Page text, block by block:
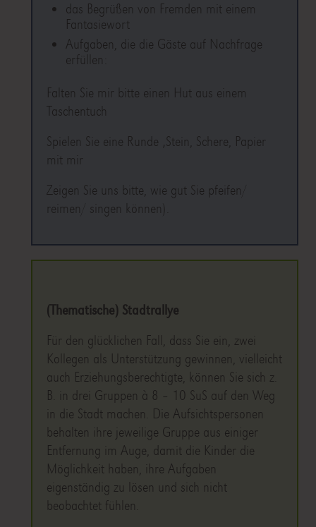
das Begrüßen von Fremden mit einem
Fantasiewort
Aufgaben, die die Gäste auf Nachfrage
erfüllen:
Falten Sie mir bitte einen Hut aus einem
Taschentuch
Spielen Sie eine Runde ‚Stein, Schere, Papier
mit mir
Zeigen Sie uns bitte, wie gut Sie pfeifen/
reimen/ singen können).
(Thematische) Stadtrallye
Für den glücklichen Fall, dass Sie ein, zwei
Kollegen als Unterstützung gewinnen, vielleicht
auch Erziehungsberechtigte, können Sie sich z.
B. in drei Gruppen à 8 – 10 SuS auf den Weg
in die Stadt machen. Die Aufsichtspersonen
behalten ihre jeweilige Gruppe aus einiger
Entfernung im Auge, damit die Kinder die
Möglichkeit haben, ihre Aufgaben
eigenständig zu lösen und sich nicht
beobachtet fühlen.